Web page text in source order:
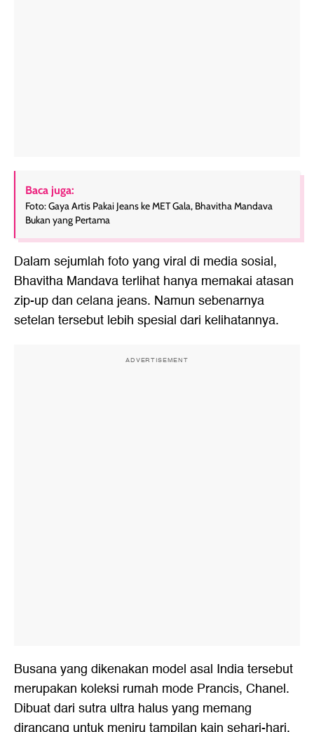
Baca juga:
Foto: Gaya Artis Pakai Jeans ke MET Gala, Bhavitha Mandava
Bukan yang Pertama
Dalam sejumlah foto yang viral di media sosial,
Bhavitha Mandava terlihat hanya memakai atasan
zip-up dan celana jeans. Namun sebenarnya
setelan tersebut lebih spesial dari kelihatannya.
ADVERTISEMENT
Busana yang dikenakan model asal India tersebut
merupakan koleksi rumah mode Prancis, Chanel.
Dibuat dari sutra ultra halus yang memang